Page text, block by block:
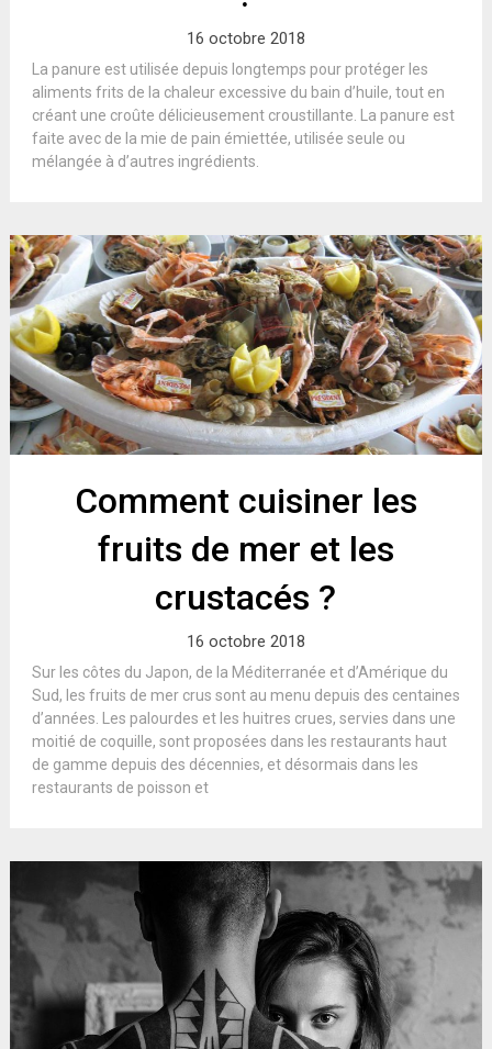
16 octobre 2018
La panure est utilisée depuis longtemps pour protéger les
aliments frits de la chaleur excessive du bain d’huile, tout en
créant une croûte délicieusement croustillante. La panure est
faite avec de la mie de pain émiettée, utilisée seule ou
mélangée à d’autres ingrédients.
Comment cuisiner les
fruits de mer et les
crustacés ?
16 octobre 2018
Sur les côtes du Japon, de la Méditerranée et d’Amérique du
Sud, les fruits de mer crus sont au menu depuis des centaines
d’années. Les palourdes et les huitres crues, servies dans une
moitié de coquille, sont proposées dans les restaurants haut
de gamme depuis des décennies, et désormais dans les
restaurants de poisson et